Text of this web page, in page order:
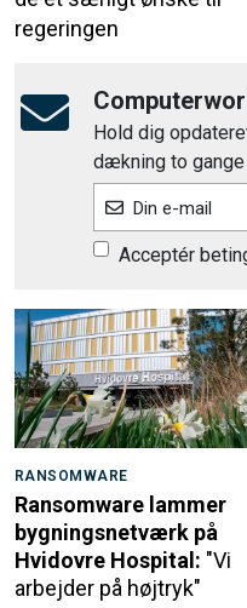
regeringen
Hold dig
dækning to gange
Din e-mail
Acceptér
RANSOMWARE
Ransomware lammer
bygningsnetværk på
Hvidovre Hospital: "Vi
arbejder på højtryk"